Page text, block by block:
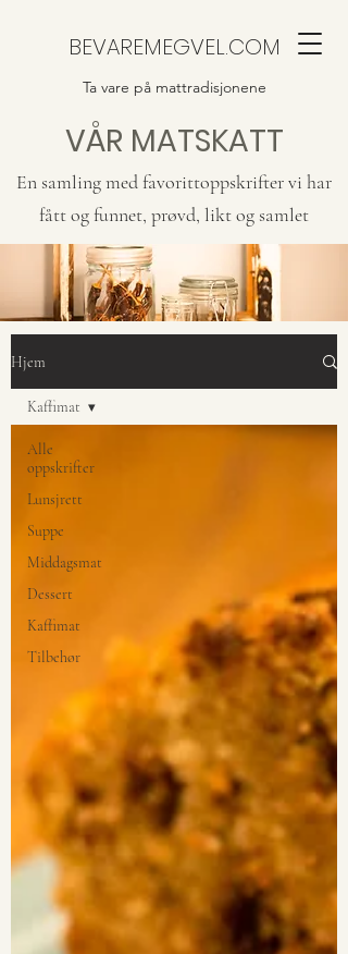
BEVAREMEGVEL.COM
Ta vare på mattradisjonene
En samling med favorittoppskrifter vi har
fått og funnet, prøvd, likt og samlet
VÅR MATSKATT
Hjem
Alle
oppskrifter
Lunsjrett
Suppe
Middagsmat
Dessert
Kaffimat
Tilbehør
Kaffimat